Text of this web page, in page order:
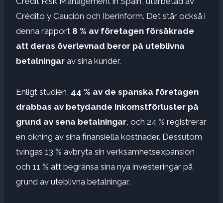
Crédito y Caución och Iberinform. Det står också i
denna rapport 8 % av företagen försäkrade
att deras överlevnad beror på uteblivna
betalningar av sina kunder.
Enligt studien, 44 % av de spanska företagen
drabbas av betydande inkomstförluster på
grund av sena betalningar , och 24 % registrerar
en ökning av sina finansiella kostnader. Dessutom
tvingas 13 % avbryta sin verksamhetsexpansion
och 11 % att begränsa sina nya investeringar på
grund av uteblivna betalningar.